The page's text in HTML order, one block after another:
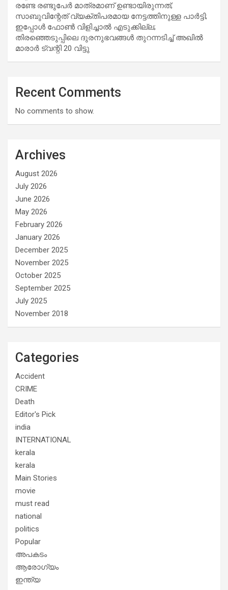
രണ്ടേ രണ്ടുപേര്‍ മാത്രമാണ് ഉണ്ടായിരുന്നത്;
സാബുവിന്റേത് വ്യക്തിപരമായ നേട്ടത്തിനുള്ള പാര്‍ട്ടി;
ഇപ്പോള്‍ ഫോണ്‍ വിളിച്ചാല്‍ എടുക്കില്ല;
തിരഞ്ഞെടുപ്പിലെ ദുരനുഭവങ്ങള്‍ തുറന്നടിച്ച് അഖില്‍
മാരാര്‍ ട്വന്റി 20 വിട്ടു
Recent Comments
No comments to show.
Archives
August 2026
July 2026
June 2026
May 2026
February 2026
January 2026
December 2025
November 2025
October 2025
September 2025
July 2025
November 2018
Categories
Accident
CRIME
Death
Editor's Pick
india
INTERNATIONAL
kerala
kerala
Main Stories
movie
must read
national
politics
Popular
അപകടം
ആരോഗ്യം
ഇന്ത്യ